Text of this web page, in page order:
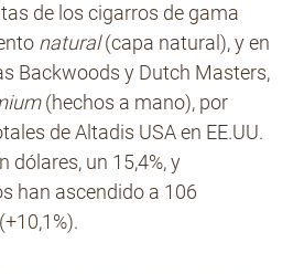
de los cigarros de gama
natural(capa natural), y en
Backwoods y Dutch Masters,
(hechos a mano), por
de Altadis USA en EE.UU.
dólares, un 15,4%, y
han ascendido a 106